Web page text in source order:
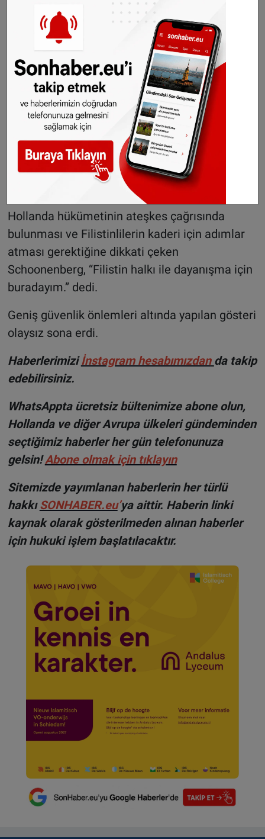
Christiaan Schoonenberg de, İsrail’in Gazze’ye
saldırısına ve Hollanda hükümetinin buna karşı
tutumuna karşın sesini duyurmak için gösteride
Hollanda hükümetinin ateşkes çağrısında
bulunması ve Filistinlilerin kaderi için adımlar
atması gerektiğine dikkati çeken
Schoonenberg, “Filistin halkı ile dayanışma için
buradayım.” dedi.
Geniş güvenlik önlemleri altında yapılan gösteri
olaysız sona erdi.
Haberlerimiziİnstagram hesabımızdan da takip
edebilirsiniz.
WhatsAppta ücretsiz bültenimize abone olun,
Hollanda ve diğer Avrupa ülkeleri gündeminden
seçtiğimiz haberler her gün telefonunuza
gelsin!Abone olmak için tıklayın
Sitemizde yayımlanan haberlerin her türlü
hakkıSONHABER.eu’ya aittir. Haberin linki
kaynak olarak gösterilmeden alınan haberler
için hukuki işlem başlatılacaktır.